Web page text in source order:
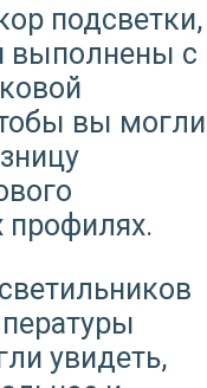
подсветки,
выполнены с
вы могли
профилях.
увидеть,